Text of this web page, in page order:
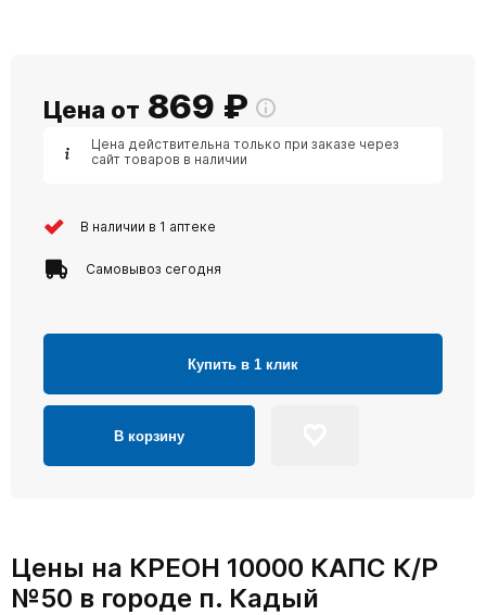
Цена от 869 ₽
Цена действительна только при заказе через
сайт товаров в наличии
В наличии в 1 аптеке
Самовывоз сегодня
Купить в 1 клик
В корзину
Цены на КРЕОН 10000 КАПС К/Р
№50 в городе п. Кадый